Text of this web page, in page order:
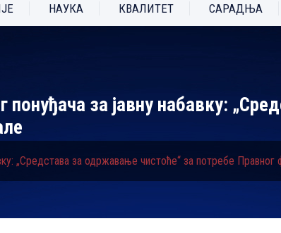
НАУКА КВАЛИТЕТ САРАДЊА
понуђача за јавну набавку:
„Средстава за одржавање чистоће“ за потребе Правног